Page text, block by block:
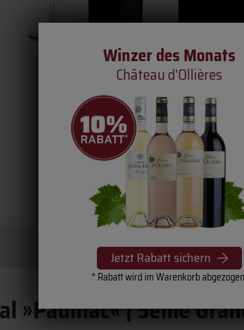
Winzer des Monats
Château d'Ollières
Jetzt Rabatt sichern
* Rabatt wird im Warenkorb
»Pauillac« | 5ème